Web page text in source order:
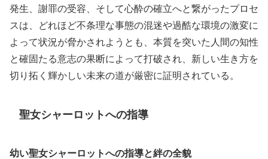
発生、謝罪の受容、そして心酔の確立へと繋がったプロセ
スは、どれほど不条理な事態の混迷や過酷な環境の激変に
よって状況が脅かされようとも、本質を突いた人間の知性
と確固たる意志の果断によって打破され、新しい生き方を
切り拓く輝かしい未来の道が厳密に証明されている。
聖女シャーロットへの指導
幼い聖女シャーロットへの指導と絆の全貌